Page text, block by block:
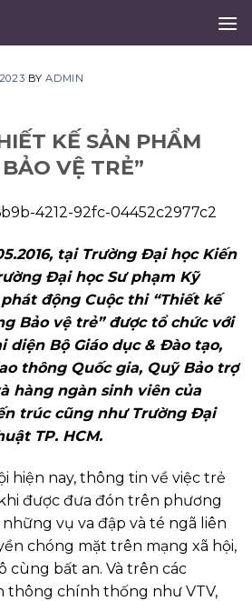
BYADMIN
KẾ SẢN PHẨM
VỆ TRẺ”
tại Trường Đại học Kiến
Đại học Sư phạm Kỹ
động Cuộc thi “Thiết kế
Bảo vệ trẻ” được tổ chức với
diện Bộ Giáo dục & Đào tạo,
thông Quốc gia, Quỹ Bảo trợ
hàng ngàn sinh viên của
trúc cũng như Trường Đại
TP. HCM.
hiện nay, thông tin về việc trẻ
được đưa đón trên phương
vụ va đập và té ngã liên
chóng mặt trên mạng xã hội,
cùng bất an. Và trên các
thông chính thống như VTV,